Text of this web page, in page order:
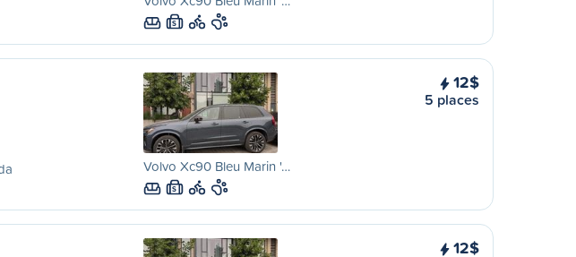
S
Volvo Xc90 Bleu Marin '…
S
12$
5 places
12$